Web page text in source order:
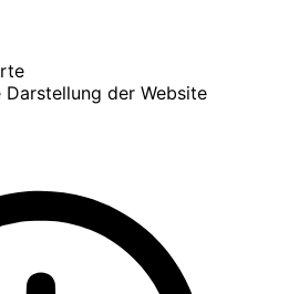
der Website